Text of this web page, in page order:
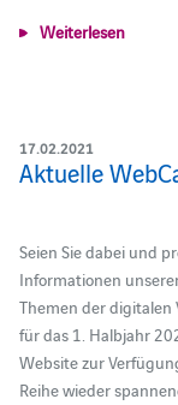
Weiterlesen
17.02.2021
Aktuelle
Seien Sie dabei und
Informationen
Themen der digitalen
für das 1. Halbjahr
Website zur
Reihe wieder